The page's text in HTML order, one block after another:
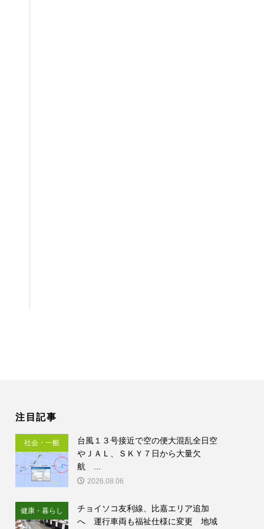
注目記事
社会・一般
台風１３号接近で空の便大混乱全日空
やＪＡＬ、ＳＫＹ７日から大量欠
航 ...
2026.08.06
健康・暮らし
チョイソコ友利線、比嘉エリア追加
へ 運行車両も福祉仕様に変更 地域